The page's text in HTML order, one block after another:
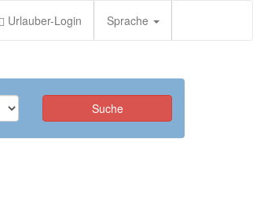
Urlauber-Login Sprache